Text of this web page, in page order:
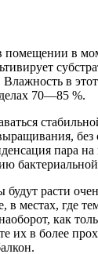
помещении в
Влажность в
70—85 %.
без
пара на
будут расти
в местах, где
как
их в более